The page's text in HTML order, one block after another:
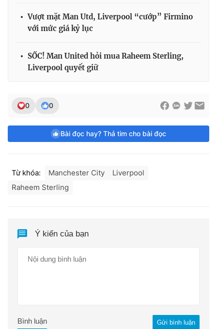
Vượt mặt Man Utd, Liverpool “cướp” Firmino
với mức giá kỷ lục
SỐC! Man United hỏi mua Raheem Sterling,
Liverpool quyết giữ
0 0
Bài đọc hay? Thả tim cho bài đọc
Từ khóa: Manchester City
Liverpool
Raheem Sterling
Ý kiến của bạn
Gửi bình luận
Bình luận